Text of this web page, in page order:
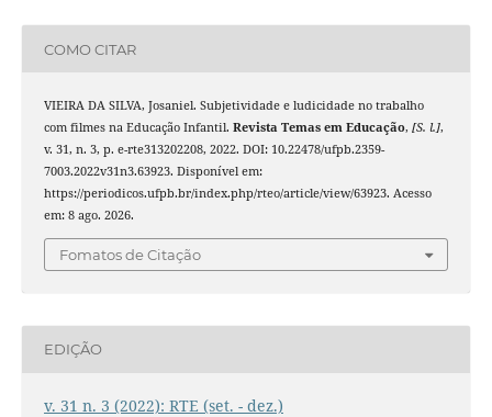
COMO CITAR
VIEIRA DA SILVA, Josaniel. Subjetividade e ludicidade no trabalho
com filmes na Educação Infantil. Revista Temas em Educação, [S. l.],
v. 31, n. 3, p. e-rte313202208, 2022. DOI: 10.22478/ufpb.2359-
7003.2022v31n3.63923. Disponível em:
https://periodicos.ufpb.br/index.php/rteo/article/view/63923. Acesso
em: 8 ago. 2026.
Fomatos de Citação
EDIÇÃO
v. 31 n. 3 (2022): RTE (set. - dez.)